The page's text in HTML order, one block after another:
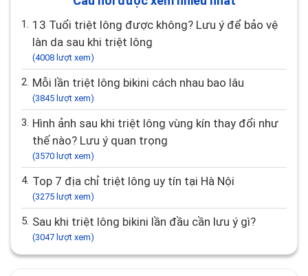
1. 13 Tuổi triệt lông được không? Lưu ý để bảo vệ
làn da sau khi triệt lông
(4008 lượt xem)
2. Mỗi lần triệt lông bikini cách nhau bao lâu
(3845 lượt xem)
3. Hình ảnh sau khi triệt lông vùng kín thay đổi như
thế nào? Lưu ý quan trọng
(3570 lượt xem)
4. Top 7 địa chỉ triệt lông uy tín tại Hà Nội
(3275 lượt xem)
5. Sau khi triệt lông bikini lần đầu cần lưu ý gì?
(3047 lượt xem)